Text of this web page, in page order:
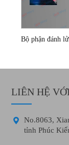
LIÊN HỆ

No.8063,
tỉnh Phúc